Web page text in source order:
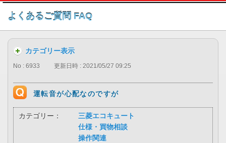
このページの本文へ
よくあるご質問 FAQ
カテゴリー表示
No : 6933 更新日時 : 2021/05/27 09:25
運転音が心配なのですが
カテゴリー：
三菱エコキュート
仕様・買物相談
操作関連